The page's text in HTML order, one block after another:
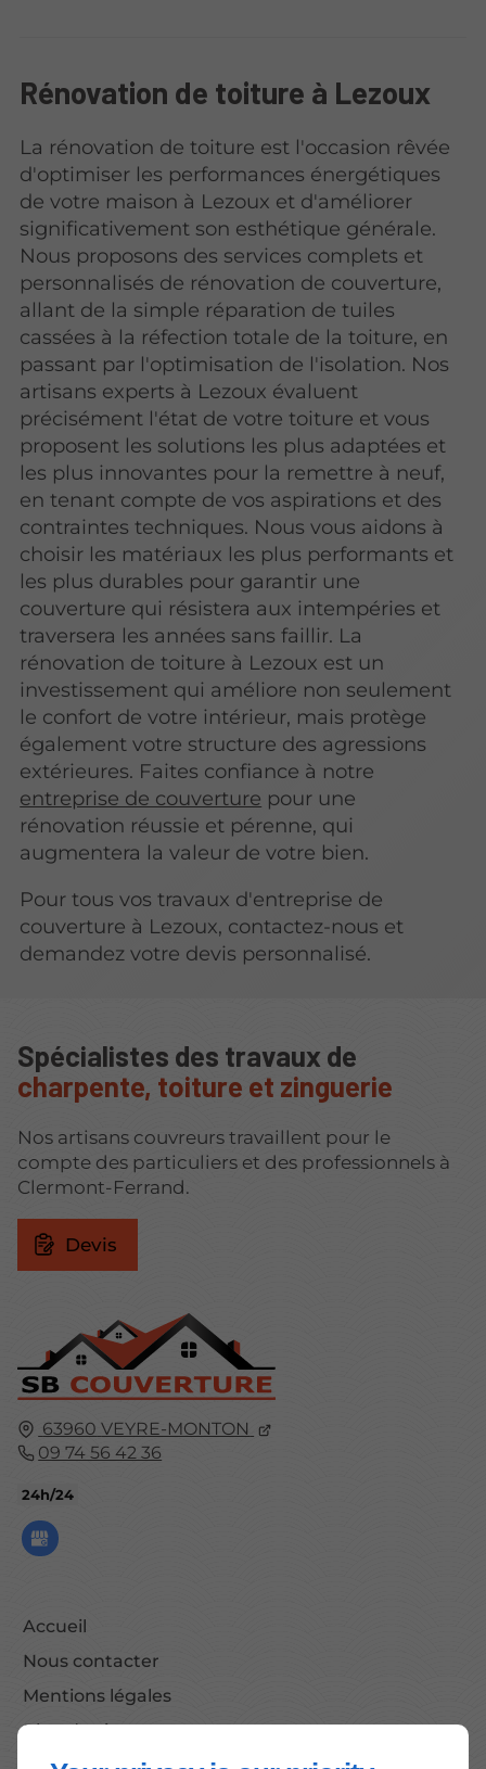
Rénovation de toiture à Lezoux
La rénovation de toiture est l'occasion rêvée
d'optimiser les performances énergétiques
de votre maison à Lezoux et d'améliorer
significativement son esthétique générale.
Nous proposons des services complets et
personnalisés de rénovation de couverture,
allant de la simple réparation de tuiles
cassées à la réfection totale de la toiture, en
passant par l'optimisation de l'isolation. Nos
artisans experts à Lezoux évaluent
précisément l'état de votre toiture et vous
proposent les solutions les plus adaptées et
les plus innovantes pour la remettre à neuf,
en tenant compte de vos aspirations et des
contraintes techniques. Nous vous aidons à
choisir les matériaux les plus performants et
les plus durables pour garantir une
couverture qui résistera aux intempéries et
traversera les années sans faillir. La
rénovation de toiture à Lezoux est un
investissement qui améliore non seulement
le confort de votre intérieur, mais protège
également votre structure des agressions
extérieures. Faites confiance à notre
entreprise de couverture pour une
rénovation réussie et pérenne, qui
augmentera la valeur de votre bien.
Pour tous vos travaux d'entreprise de
couverture à Lezoux, contactez-nous et
demandez votre devis personnalisé.
63960 VEYRE-MONTON
09 74 56 42 36
24h/24
Accueil
Nous contacter
Mentions légales
Plan du site
Spécialistes des travaux de
charpente, toiture et zinguerie
Nos artisans couvreurs travaillent pour le
compte des particuliers et des professionnels à
Clermont-Ferrand.
Devis